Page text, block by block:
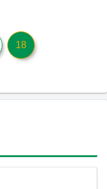
18